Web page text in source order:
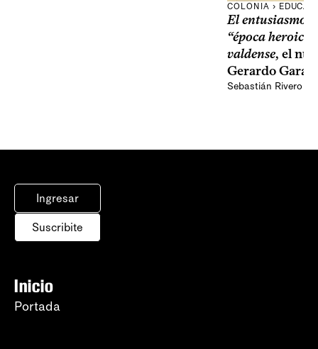
COLONIA ›
El entusiasmo
“época
valdense, el
Gerardo
Sebastián Rivero
Ingresar
Suscribite
Inicio
Portada